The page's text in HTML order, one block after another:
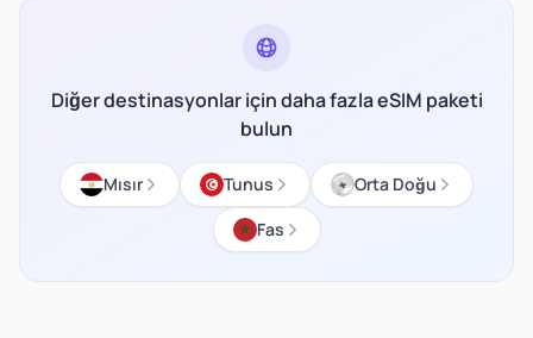
Diğer destinasyonlar için daha fazla eSIM paketi
bulun
Mısır Tunus
Orta Doğu
Fas